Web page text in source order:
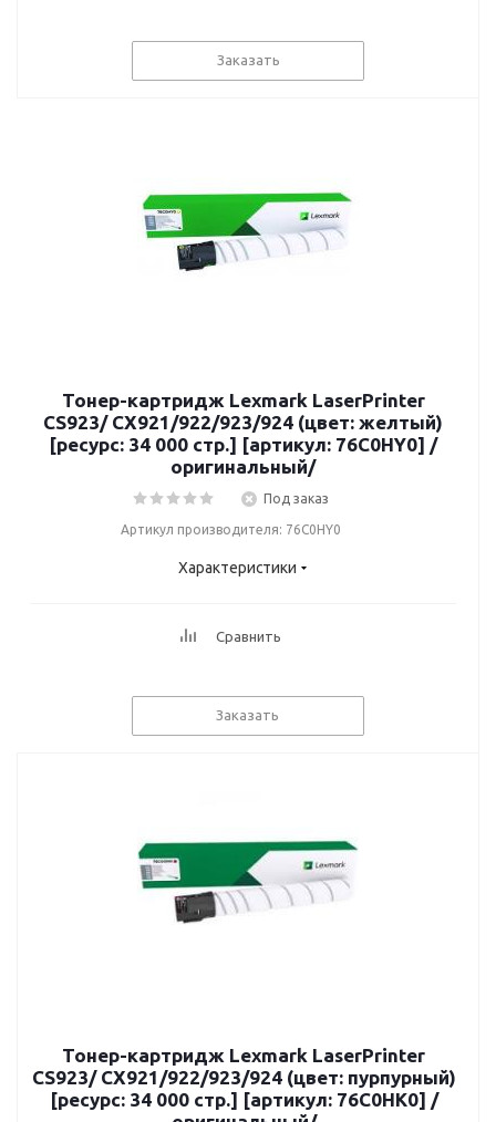
Заказать
Тонер-картридж Lexmark LaserPrinter
CS923/ CX921/922/923/924 (цвет: желтый)
[ресурс: 34 000 стр.] [артикул: 76C0HY0] /
оригинальный/
Под заказ
Артикул производителя: 76C0HY0
Характеристики
Сравнить
Заказать
Тонер-картридж Lexmark LaserPrinter
CS923/ CX921/922/923/924 (цвет: пурпурный)
[ресурс: 34 000 стр.] [артикул: 76C0HK0] /